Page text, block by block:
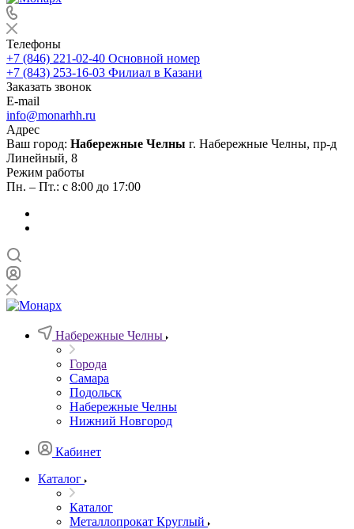
Телефоны
+7 (846) 221-02-40 Основной номер
+7 (843) 253-16-03 Филиал в Казани
Заказать звонок
E-mail
info@monarhh.ru
Адрес
Ваш город: Набережные Челны г. Набережные Челны, пр-д
Линейный, 8
Режим работы
Пн. – Пт.: с 8:00 до 17:00
Набережные Челны
Города
Самара
Подольск
Набережные Челны
Нижний Новгород
Кабинет
Каталог
Каталог
Металлопрокат Круглый